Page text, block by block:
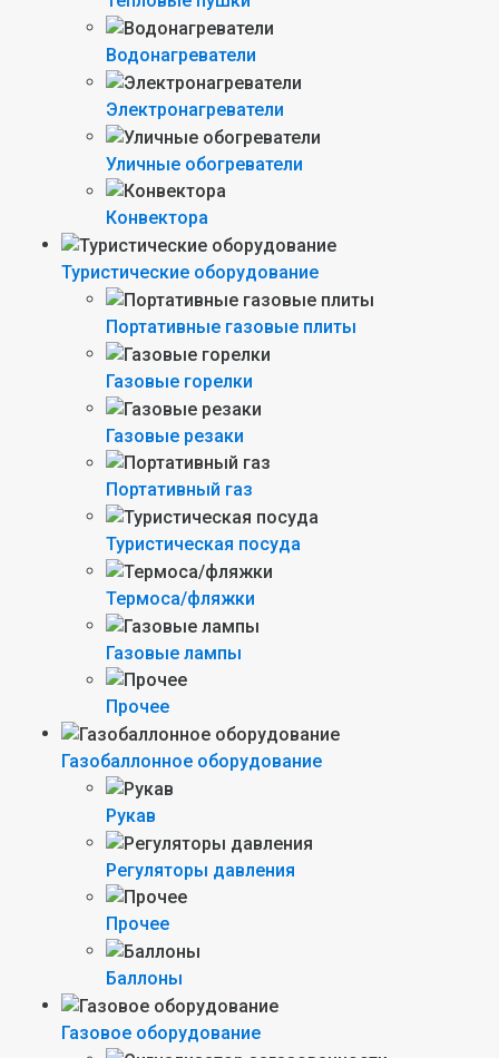
Водонагреватели
Электронагреватели
Уличные обогреватели
Конвектора
Туристические оборудование
Портативные газовые плиты
Газовые горелки
Газовые резаки
Портативный газ
Туристическая посуда
Термоса/фляжки
Газовые лампы
Прочее
Газобаллонное оборудование
Рукав
Регуляторы давления
Прочее
Баллоны
Газовое оборудование